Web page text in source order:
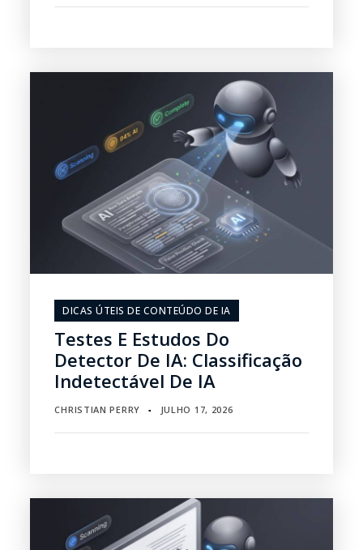
DICAS ÚTEIS DE CONTEÚDO DE IA
Testes E Estudos Do
Detector De IA: Classificação
Indetectável De IA
CHRISTIAN PERRY ▪ JULHO 17, 2026